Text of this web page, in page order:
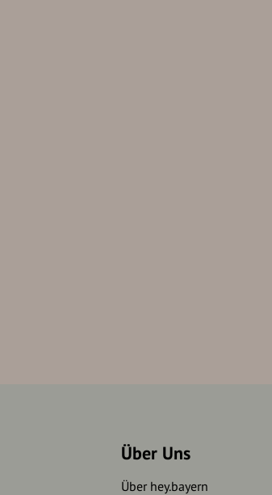
Über Uns
Über hey.bayern